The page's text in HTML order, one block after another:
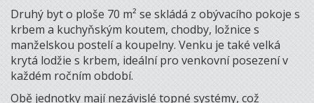
Druhý byt o ploše 70 m² se skládá z obývacího pokoje s
krbem a kuchyňským koutem, chodby, ložnice s
manželskou postelí a koupelny. Venku je také velká
krytá lodžie s krbem, ideální pro venkovní posezení v
každém ročním období.
Obě jednotky mají nezávislé topné systémy, což